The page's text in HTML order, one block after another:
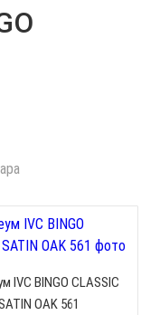
IVC BINGO CLASSIC
OAK 561